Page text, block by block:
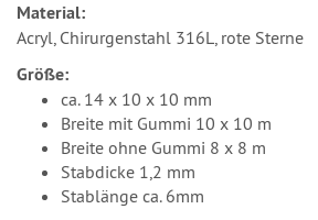
Material:
Acryl, Chirurgenstahl 316L, rote Sterne
Größe:
ca. 14 x 10 x 10 mm
Breite mit Gummi 10 x 10 m
Breite ohne Gummi 8 x 8 m
Stabdicke 1,2 mm
Stablänge ca. 6mm